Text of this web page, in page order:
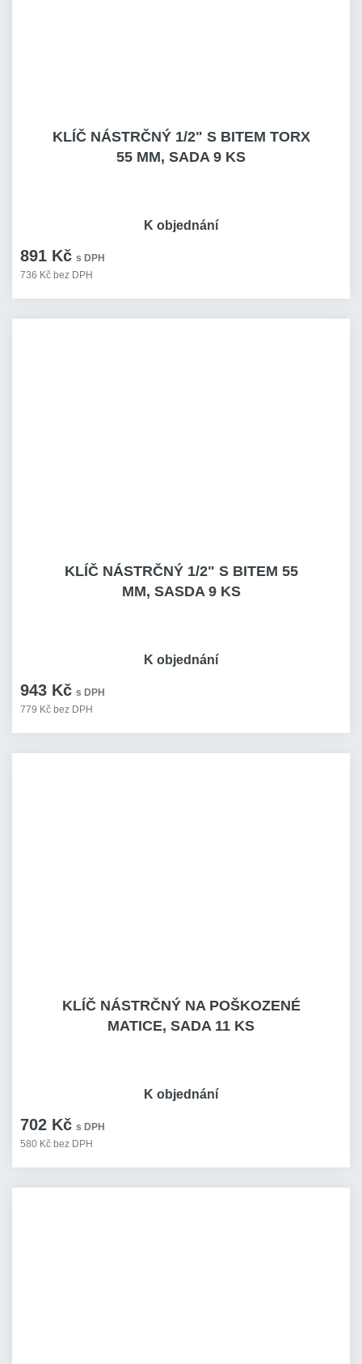
KLÍČ NÁSTRČNÝ 1/2" S BITEM TORX
55 MM, SADA 9 KS
891 Kč s DPH
736 Kč bez DPH
K objednání
KLÍČ NÁSTRČNÝ 1/2" S BITEM 55
MM, SASDA 9 KS
943 Kč s DPH
779 Kč bez DPH
K objednání
KLÍČ NÁSTRČNÝ NA POŠKOZENÉ
MATICE, SADA 11 KS
702 Kč s DPH
580 Kč bez DPH
K objednání